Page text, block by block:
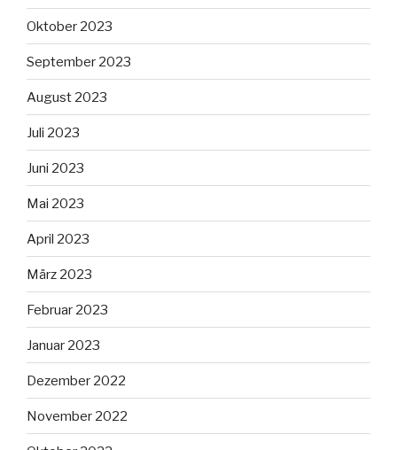
Oktober 2023
September 2023
August 2023
Juli 2023
Juni 2023
Mai 2023
April 2023
März 2023
Februar 2023
Januar 2023
Dezember 2022
November 2022